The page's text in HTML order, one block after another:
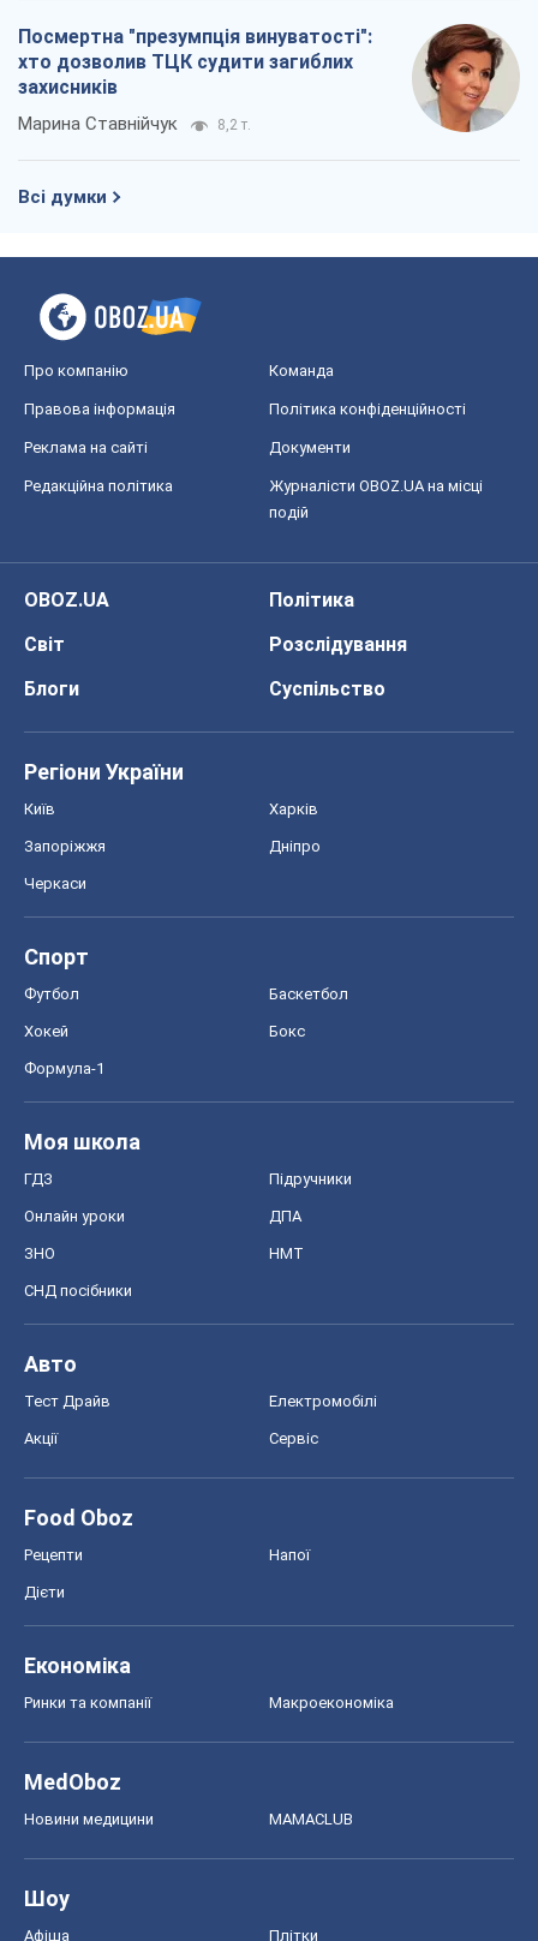
Посмертна "презумпція винуватості":
хто дозволив ТЦК судити загиблих
захисників
Марина Ставнійчук 8,2 т.
Всі думки
Про компанію Команда
Правова інформація Політика конфіденційності
Реклама на сайті Документи
Редакційна політика
Журналісти OBOZ.UA на місці
подій
OBOZ.UA
Політика
Світ
Розслідування
Блоги
Суспільство
Регіони України
Київ Харків
Запоріжжя Дніпро
Черкаси
Спорт
Футбол Баскетбол
Хокей Бокс
Формула-1
Моя школа
ГДЗ Підручники
Онлайн уроки ДПА
ЗНО НМТ
СНД посібники
Авто
Тест Драйв Електромобілі
Акції Сервіс
Food Oboz
Рецепти Напої
Дієти
Економіка
Ринки та компанії Макроекономіка
MedOboz
Новини медицини MAMACLUB
Шоу
Афіша Плітки